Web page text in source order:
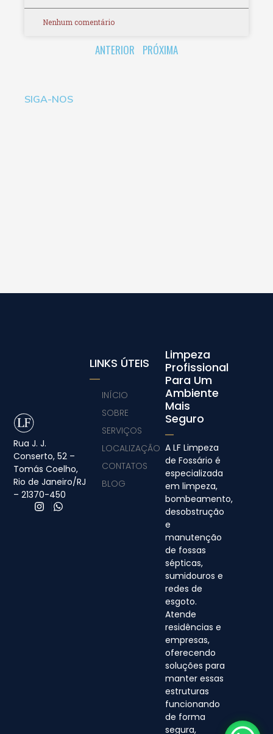
Nenhum comentário
ANTERIOR PRÓXIMA
SIGA-NOS
Rua J. J.
Conserto, 52 –
Tomás Coelho,
Rio de Janeiro/RJ
– 21370-450
Limpeza
Profissional
Para Um
Ambiente
Mais
Seguro
A LF Limpeza
de Fossário é
especializada
em limpeza,
bombeamento,
desobstrução
e
manutenção
de fossas
sépticas,
sumidouros e
redes de
esgoto.
Atende
residências e
empresas,
oferecendo
soluções para
manter essas
estruturas
funcionando
de forma
segura,
LINKS ÚTEIS
INÍCIO
SOBRE
SERVIÇOS
LOCALIZAÇÃO
CONTATOS
BLOG